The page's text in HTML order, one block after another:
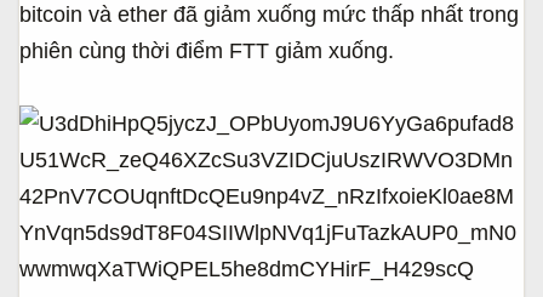
bitcoin và ether đã giảm xuống mức thấp nhất trong
phiên cùng thời điểm FTT giảm xuống.